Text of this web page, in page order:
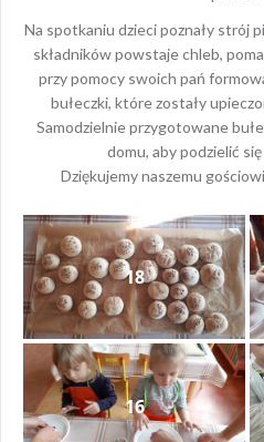
Na spotkaniu dzieci poznały strój
składników powstaje chleb,
przy pomocy swoich pań
bułeczki, które zostały
Samodzielnie przygotowane
domu, aby podzielić
Dziękujemy naszemu
18
16